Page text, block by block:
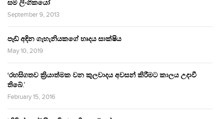
සම ලිංගිකයෝ
September 9, 2013
පෑඩ් අඳින ගැහැනියකගේ හෘදය සාක්ෂිය
May 10, 2019
‘රහසිගතව ක්‍රියාත්මක වන කුලවාදය අවසන් කිරීමට කාලය උදාවී
තිබේ.’
February 15, 2016